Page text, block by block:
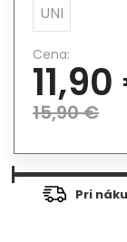
UNI
Cena:
15,90 €
Pri